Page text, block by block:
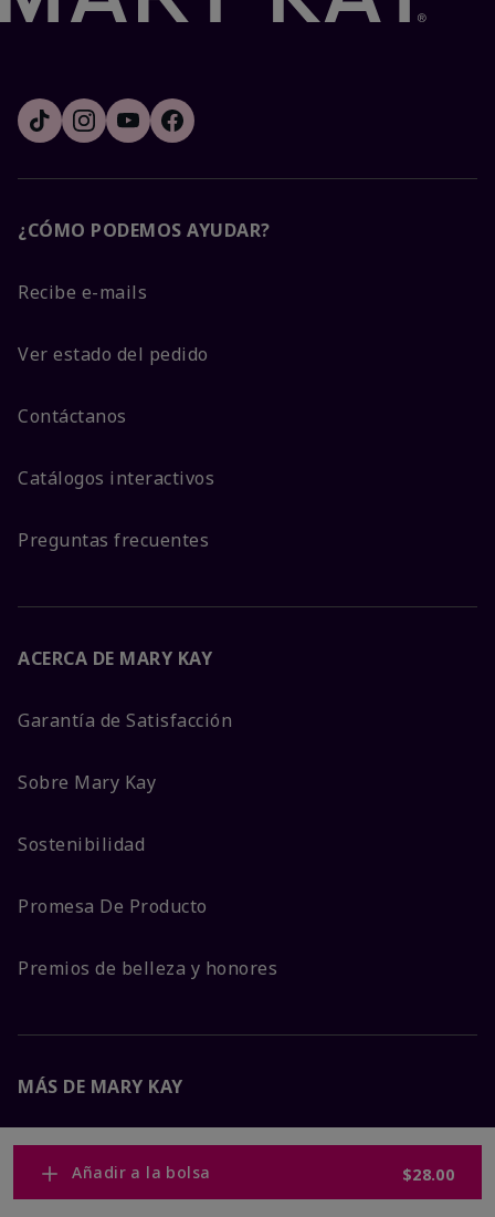
Añadir a la bolsa $28.00
¿CÓMO PODEMOS AYUDAR?
Recibe e-mails
Ver estado del pedido
Contáctanos
Catálogos interactivos
Preguntas frecuentes
ACERCA DE MARY KAY
Garantía de Satisfacción
Sobre Mary Kay
Sostenibilidad
Promesa De Producto
Premios de belleza y honores
MÁS DE MARY KAY
Carreras Corporativas